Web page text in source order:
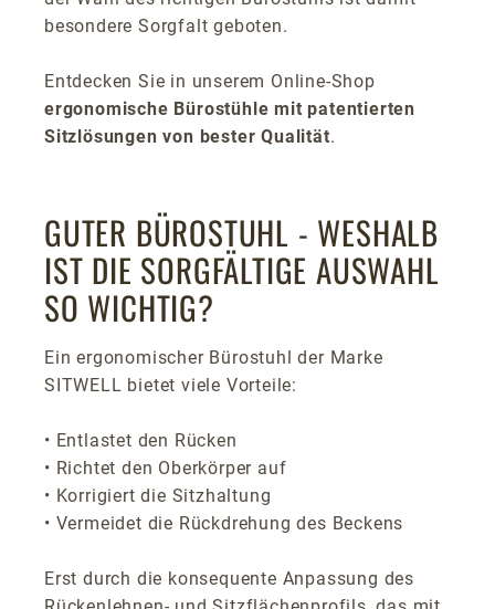
besondere Sorgfalt geboten.
Entdecken Sie in unserem Online-Shop
ergonomische Bürostühle mit patentierten
Sitzlösungen von bester Qualität.
GUTER BÜROSTUHL - WESHALB
IST DIE SORGFÄLTIGE AUSWAHL
SO WICHTIG?
Ein ergonomischer Bürostuhl der Marke
SITWELL bietet viele Vorteile:
• Entlastet den Rücken
• Richtet den Oberkörper auf
• Korrigiert die Sitzhaltung
• Vermeidet die Rückdrehung des Beckens
Erst durch die konsequente Anpassung des